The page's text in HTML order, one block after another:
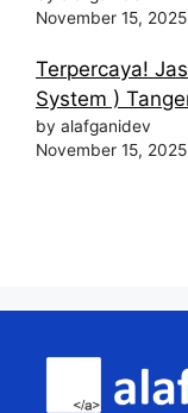
November 15, 2025
Terpercaya!
System )
by alafganidev
November 15, 2025